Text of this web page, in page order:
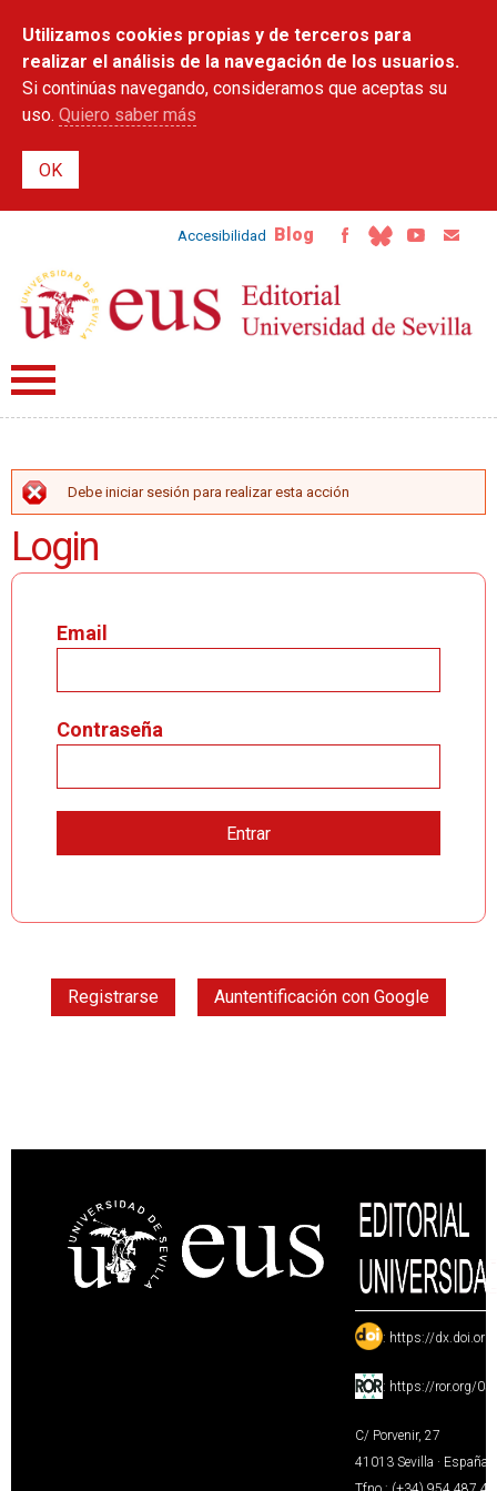
contenido
principal
Utilizamos cookies propias y de terceros para
realizar el análisis de la navegación de los usuarios.
Si continúas navegando, consideramos que aceptas su
uso. Quiero saber más
Accesibilidad Blog
MENSAJE DE ERROR
Debe iniciar sesión para realizar esta acción
Login
Email
Contraseña
Registrarse Auntentificación con Google
: https://
: https://ror.org/
C/ Porvenir, 27
41013 Sevilla · España